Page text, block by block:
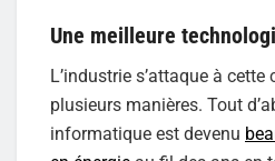
Une meilleure
L’industrie s’attaque à
plusieurs manières. Tout
informatique est devenu